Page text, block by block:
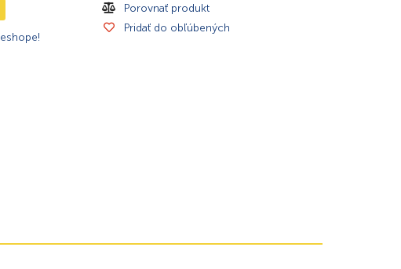
Porovnať produkt
Pridať do obľúbených